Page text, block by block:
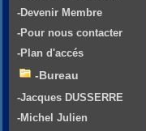
-Devenir Membre
-Pour nous contacter
-Plan d'accés
-Bureau
-Jacques DUSSERRE
-Michel Julien